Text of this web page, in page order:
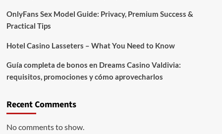
OnlyFans Sex Model Guide: Privacy, Premium Success &
Practical Tips
Hotel Casino Lasseters – What You Need to Know
Guía completa de bonos en Dreams Casino Valdivia:
requisitos, promociones y cómo aprovecharlos​
Recent Comments
No comments to show.